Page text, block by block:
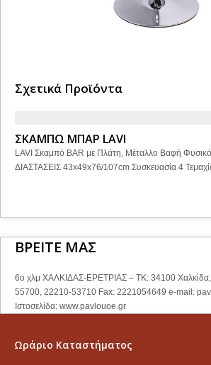
Σχετικά Προϊόντα
ΣΚΑΜΠΩ ΜΠΑΡ LAVI
LAVI Σκαμπό BAR με Πλάτη, Μέταλλο Βαφή
ΔΙΑΣΤΑΣΕΙΣ 43x49x76/107cm Συσκευασία 4
ΒΡΕΙΤΕ ΜΑΣ
6ο χλμ ΧΑΛΚΙΔΑΣ-ΕΡΕΤΡΙΑΣ – ΤΚ: 34100
55700, 22210-53710 Fax: 2221054649 e-mail:
Ιστοσελίδα: www.pavlouoe.gr
Ωράριο Καταστήματος